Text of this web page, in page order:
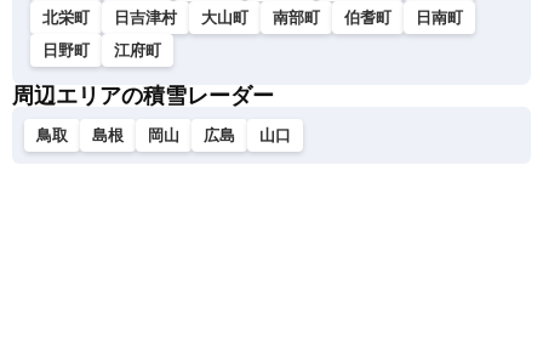
北栄町
日吉津村 大山町 南部町 伯耆町
日南町
日野町
江府町
周辺エリアの積雪レーダー
鳥取 島根 岡山 広島 山口